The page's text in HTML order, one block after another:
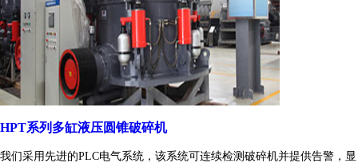
HPT系列多缸液压圆锥破碎机
我们采用先进的PLC电气系统，该系统可连续检测破碎机并提供告警，显